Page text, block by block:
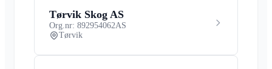
Tørvik Skog AS
Org.nr: 892954062AS
Tørvik